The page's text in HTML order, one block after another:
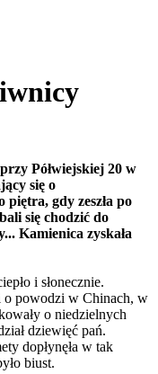
Półwiejskiej 20 w
się o
gdy zeszła po
się chodzić do
Kamienica zyskała
i słonecznie.
o powodzi w Chinach, w
o niedzielnych
dziewięć pań.
dopłynęła w tak
biust.